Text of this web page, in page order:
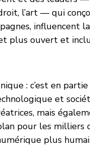
l’art — qui
influencent
plus ouvert et
: c’est en
et
mais
pour les milliers
plus